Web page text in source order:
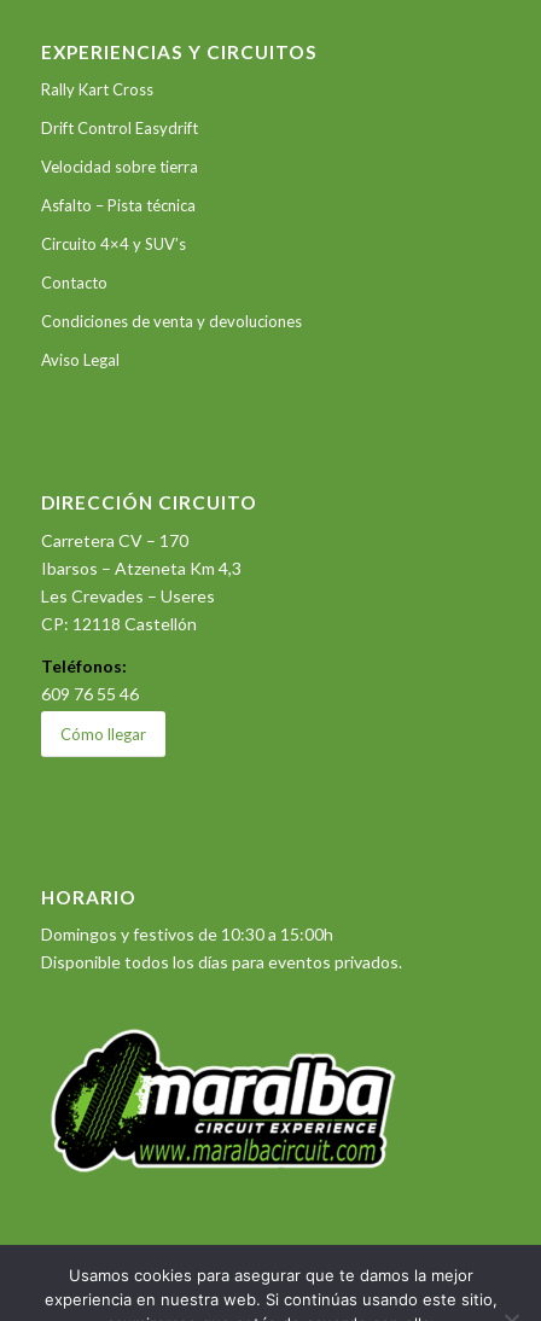
EXPERIENCIAS Y CIRCUITOS
Rally Kart Cross
Drift Control Easydrift
Velocidad sobre tierra
Asfalto – Pista técnica
Circuito 4×4 y SUV’s
Contacto
Condiciones de venta y devoluciones
Aviso Legal
DIRECCIÓN CIRCUITO
Carretera CV – 170
Ibarsos – Atzeneta Km 4,3
Les Crevades – Useres
CP: 12118 Castellón
Teléfonos:
609 76 55 46
Cómo llegar
HORARIO
Domingos y festivos de 10:30 a 15:00h
Disponible todos los días para eventos privados.
© Copyright 2023 - Maralba Circuit Experience - Desarrollo web DIASERTE
Usamos cookies para asegurar que te damos la mejor
experiencia en nuestra web. Si continúas usando este sitio,